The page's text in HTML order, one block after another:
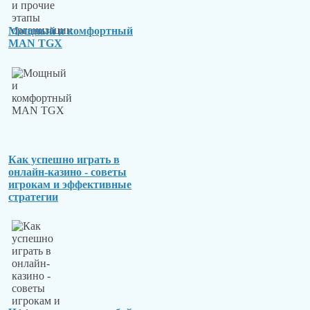
Мощный и комфортный
MAN TGX
Как успешно играть в
онлайн-казино - советы
игрокам и эффективные
стратегии